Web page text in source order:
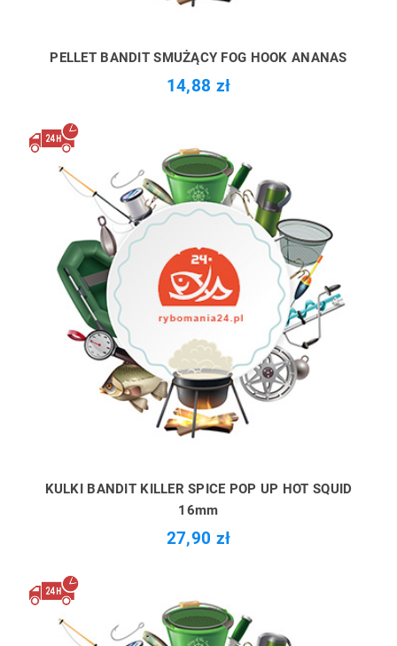
PELLET BANDIT SMUŻĄCY FOG HOOK ANANAS
14,88 zł
KULKI BANDIT KILLER SPICE POP UP HOT SQUID
16mm
27,90 zł